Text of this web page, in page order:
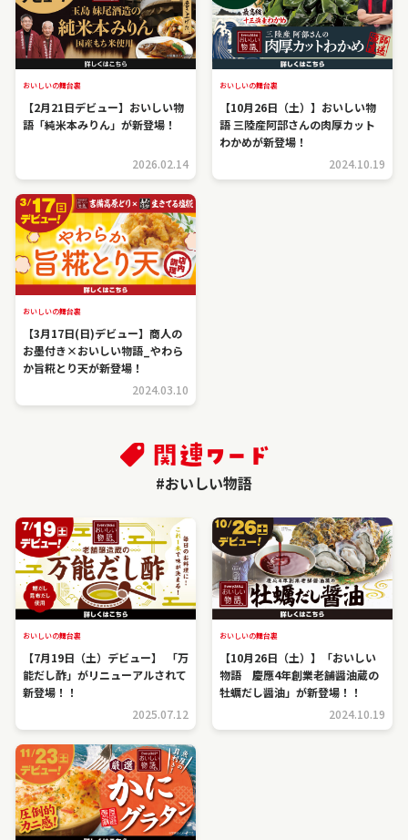
おいしいの舞台裏
【2月21日デビュー】おいしい物
語「純米本みりん」が新登場！
2026.02.14
おいしいの舞台裏
【10月26日（土）】おいしい物
語 三陸産阿部さんの肉厚カット
わかめが新登場！
2024.10.19
おいしいの舞台裏
【3月17日(日)デビュー】商人の
お墨付き×おいしい物語_やわら
か旨糀とり天が新登場！
2024.03.10
#おいしい物語
おいしいの舞台裏
【7月19日（土）デビュー】 「万
能だし酢」がリニューアルされて
新登場！！
2025.07.12
おいしいの舞台裏
【10月26日（土）】「おいしい
物語 慶應4年創業老舗醤油蔵の
牡蠣だし醤油」が新登場！！
2024.10.19